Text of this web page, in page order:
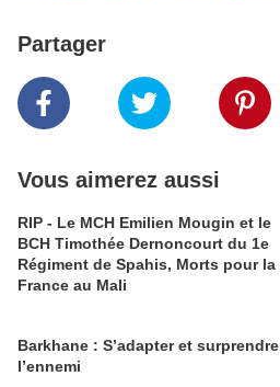
Partager
Vous aimerez aussi
RIP - Le MCH Emilien Mougin et le
BCH Timothée Dernoncourt du 1e
Régiment de Spahis, Morts pour la
France au Mali
Barkhane : S’adapter et surprendre
l’ennemi